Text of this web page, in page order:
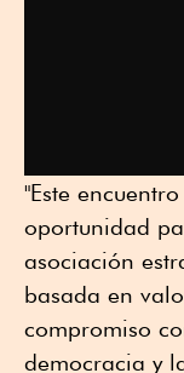
"Este
oportunidad
asociación
basada en
compromiso
democracia y